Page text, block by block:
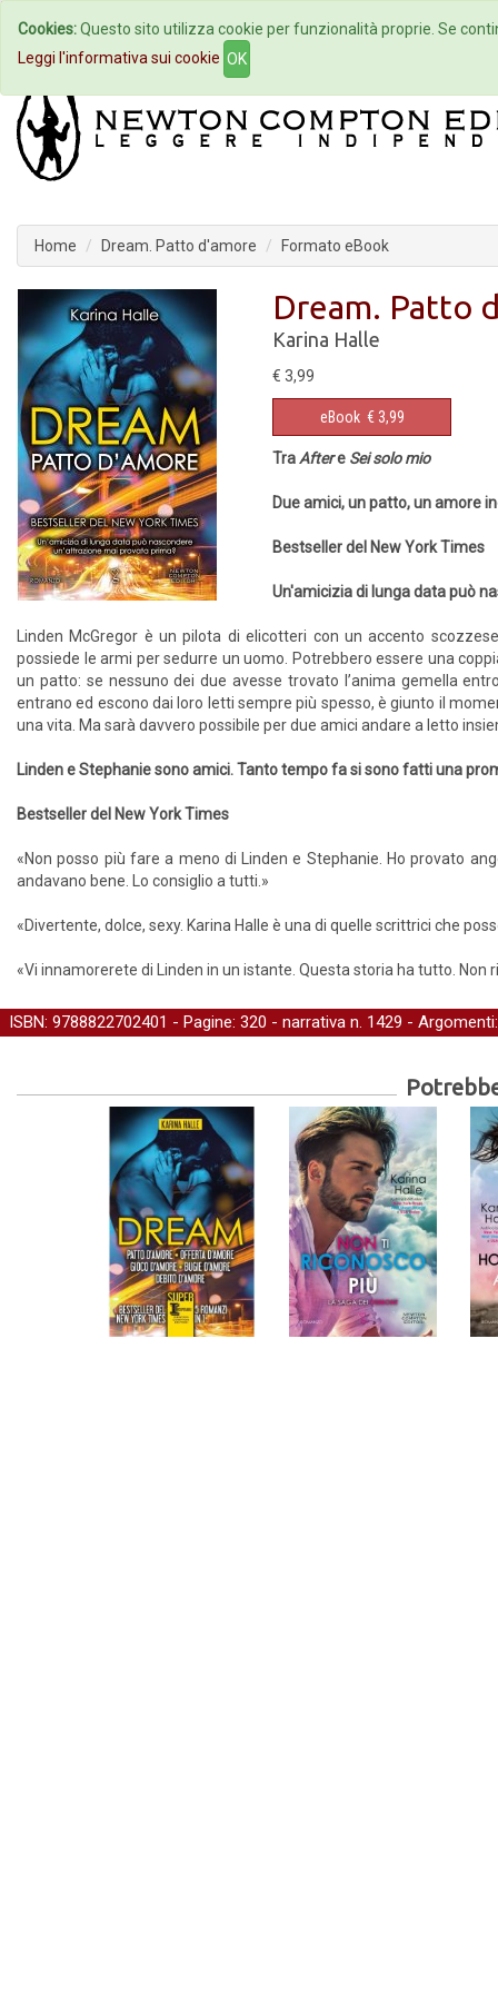
Home Autori Eventi
Home Dream. Patto d'amore Formato eBook
Dream. Patto
Karina Halle
€ 3,99
eBook € 3,99
Tra Aftere Sei solo mio
Due amici, un patto, un amore
Bestseller del New York Times
Un'amicizia di lunga data può
Linden McGregor è un pilota di elicotteri con un accento
possiede le armi per sedurre un uomo. Potrebbero essere una
un patto: se nessuno dei due avesse trovato l’anima gemella
entrano ed escono dai loro letti sempre più spesso, è giunto il
una vita. Ma sarà davvero possibile per due amici andare a letto
Linden e Stephanie sono amici. Tanto tempo fa si sono fatti una
Bestseller del New York Times
«Non posso più fare a meno di Linden e Stephanie. Ho provato
andavano bene. Lo consiglio a tutti.»
«Divertente, dolce, sexy. Karina Halle è una di quelle scrittrici che
«Vi innamorerete di Linden in un istante. Questa storia ha tutto. Non
ISBN: 9788822702401 - Pagine: 320 - narrativa n. 1429 -
Cookies:Questo sito utilizza cookie per funzionalità proprie. Se
Leggi l'informativa sui cookie OK